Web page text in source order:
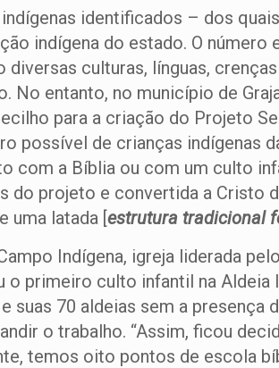
identificados – dos
indígena do estado. O
diversas culturas, línguas,
No entanto, no município de
para a criação do Projeto
possível de crianças indígenas
com a Bíblia ou com um culto
do projeto e convertida a
uma latada [estrutura tradicional
Indígena, igreja liderada
o primeiro culto infantil na
suas 70 aldeias sem a
o trabalho. “Assim, ficou
temos oito pontos de escola